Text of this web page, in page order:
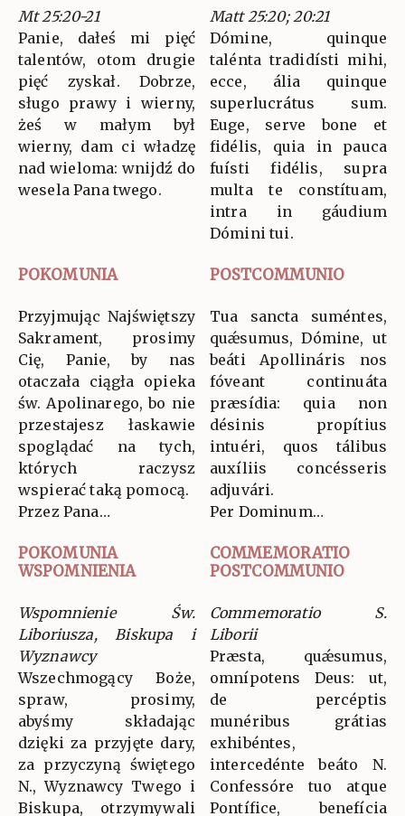
Mt 25:20-21
Panie, dałeś mi pięć
talentów, otom drugie
pięć zyskał. Dobrze,
sługo prawy i wierny,
żeś w małym był
wierny, dam ci władzę
nad wieloma: wnijdź do
wesela Pana twego.
Matt 25:20; 20:21
Dómine, quinque
talénta tradidísti mihi,
ecce, ália quinque
superlucrátus sum.
Euge, serve bone et
fidélis, quia in pauca
fuísti fidélis, supra
multa te constítuam,
intra in gáudium
Dómini tui.
POKOMUNIA POSTCOMMUNIO
Przyjmując Najświętszy
Sakrament, prosimy
Cię, Panie, by nas
otaczała ciągła opieka
św. Apolinarego, bo nie
przestajesz łaskawie
spoglądać na tych,
których raczysz
wspierać taką pomocą.
Przez Pana…
Tua sancta suméntes,
quǽsumus, Dómine, ut
beáti Apollináris nos
fóveant continuáta
præsídia: quia non
désinis propítius
intuéri, quos tálibus
auxíliis concésseris
adjuvári.
Per Dominum…
POKOMUNIA
WSPOMNIENIA
COMMEMORATIO
POSTCOMMUNIO
Wspomnienie Św.
Liboriusza, Biskupa i
Wyznawcy
Wszechmogący Boże,
spraw, prosimy,
abyśmy składając
dzięki za przyjęte dary,
za przyczyną świętego
N., Wyznawcy Twego i
Biskupa, otrzymywali
Commemoratio S.
Liborii
Præsta, quǽsumus,
omnípotens Deus: ut,
de percéptis
munéribus grátias
exhibéntes,
intercedénte beáto N.
Confessóre tuo atque
Pontífice, benefícia